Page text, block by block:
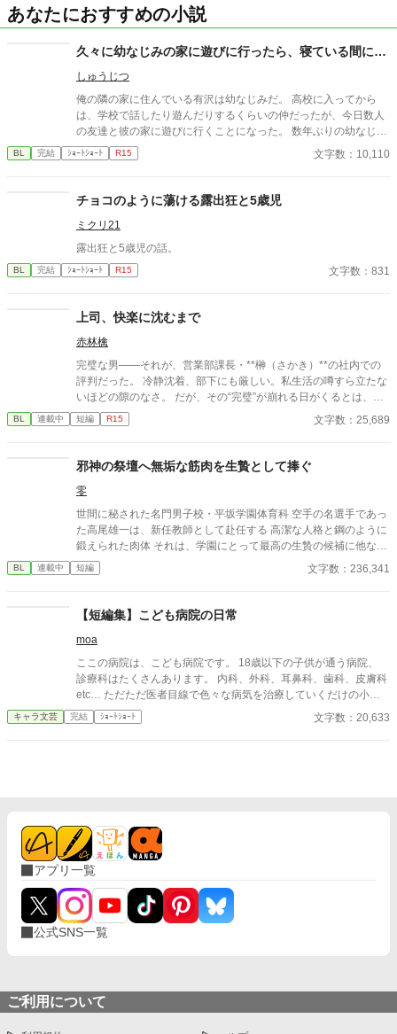
あなたにおすすめの小説
久々に幼なじみの家に遊びに行ったら、寝ている間に…
しゅうじつ
俺の隣の家に住んでいる有沢は幼なじみだ。 高校に入ってから
は、学校で話したり遊んだりするくらいの仲だったが、今日数人
の友達と彼の家に遊びに行くことになった。 数年ぶりの幼なじみ
の家を懐かしんでいる中、いつの間にか友人たちは帰っており、
幼なじみと2人きりに。 そこで俺は彼の部屋であるものを見つけ
BL 完結 ｼｮｰﾄｼｮｰﾄ R15 文字数：10,110
チョコのように蕩ける露出狂と5歳児
ミクリ21
露出狂と5歳児の話。
BL 完結 ｼｮｰﾄｼｮｰﾄ R15 文字数：831
上司、快楽に沈むまで
赤林檎
完璧な男――それが、営業部課長・**榊（さかき）**の社内での
評判だった。 冷静沈着、部下にも厳しい。私生活の噂すら立たな
いほどの隙のなさ。 だが、その“完璧”が崩れる日がくるとは、誰
も想像していなかった。 入社三年目の篠原は、榊の直属の部下。
真面目だが強気で、どこか挑発的な笑みを浮かべる青年。 ある
原は上司に向かって、いつもの穏やかな口調を崩した。「……そ
んな顔、部下には見せないんですね」 疲労で僅かに緩んだ榊の表
情。 その弱さを見逃さず、篠原はデスク越しに距離を詰める。
「強がらなくていいですよ。俺の前では、もう」 指先が榊のネク
タイを掴む。 引き寄せられた瞬間、榊の理性は音を立てて崩れ
た。 拒むことも、許すこともできないまま、 彼は“部下”の手によ
びに、自分の知らなかった感情と快楽を知る。それは、上司とし
ずっと榊だけを見つめ続けてきた、静かな執着がある。 「俺、前
から思ってたんです。 あなたが誰かに“支配される”ところ、き
ることで初めて“生きている”と感じてしまう――。 上司と部下、
立場も理性も、すべてが絡み合うオフィスの夜。 秘密の扉を開け
た榊は、もう戻れない。 快楽に溺れるその瞬間まで、彼を待つの
は破滅か、それとも救いか。 ――これは、ひとりの上司が“愛”と
BL 連載中 短編 R15 文字数：25,689
邪神の祭壇へ無垢な筋肉を生贄として捧ぐ
零
世間に秘された名門男子校・平坂学園体育科 空手の名選手であっ
た高尾雄一は、新任教師として赴任する 高潔な人格と鋼のように
鍛えられた肉体 それは、学園にとって最高の生贄の候補に他なら
なかった 至高の筋肉を持つ、精神を削られ意志をなくした青年を
太古の神に捧げるため、“水”、“風”、“土”の信奉者達が暗躍する 意
校で繰り広げられるダークファンタジー
BL 連載中 短編 文字数：236,341
【短編集】こども病院の日常
moa
ここの病院は、こども病院です。 18歳以下の子供が通う病院、
診療科はたくさんあります。 内科、外科、耳鼻科、歯科、皮膚科
etc… ただただ医者目線で色々な病気を治療していくだけの小説
です。 恋愛要素などは一切ありません。 密着病院24時！的な感
じです。 人物像などは表記していない為、読者様のご想像にお任
キャラ文芸 完結 ｼｮｰﾄｼｮｰﾄ 文字数：20,633
アプリ一覧
公式SNS一覧
ご利用について